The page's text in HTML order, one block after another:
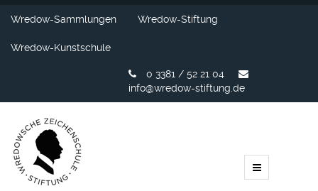
Wredow-Sammlungen Wredow-Stiftung
Wredow-Kunstschule
0 3381 / 52 21 04
info@wredow-stiftung.de